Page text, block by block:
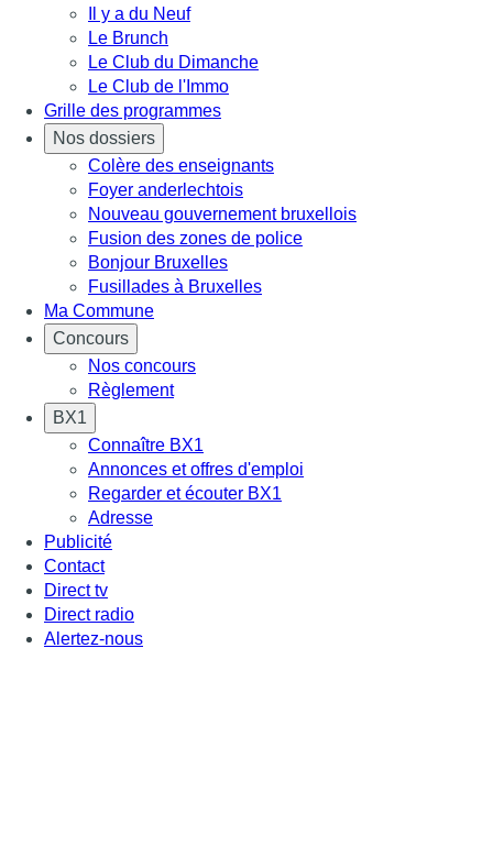
Il y a du Neuf
Le Brunch
Le Club du Dimanche
Le Club de l'Immo
Grille des programmes
Nos dossiers
Colère des enseignants
Foyer anderlechtois
Nouveau gouvernement bruxellois
Fusion des zones de police
Bonjour Bruxelles
Fusillades à Bruxelles
Ma Commune
Concours
Nos concours
Règlement
BX1
Connaître BX1
Annonces et offres d'emploi
Regarder et écouter BX1
Adresse
Publicité
Contact
Direct tv
Direct radio
Alertez-nous